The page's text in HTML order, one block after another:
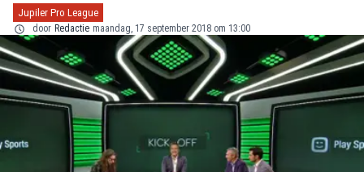
Jupiler Pro League
door Redactie maandag, 17 september 2018 om 13:00